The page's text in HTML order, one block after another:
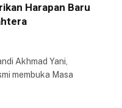
Harapan Baru
Akhmad Yani,
membuka Masa